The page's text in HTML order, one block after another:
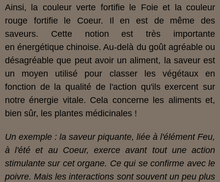
Ainsi, la couleur verte fortifie le Foie et la couleur
rouge fortifie le Coeur. Il en est de même des
saveurs. Cette notion est très importante
en énergétique chinoise. Au-delà du goût agréable ou
désagréable que peut avoir un aliment, la saveur est
un moyen utilisé pour classer les végétaux en
fonction de la qualité de l'action qu'ils exercent sur
notre énergie vitale. Cela concerne les aliments et,
bien sûr, les plantes médicinales !
Un exemple : la saveur piquante, liée à l'élément Feu,
à l'été et au Coeur, exerce avant tout une action
stimulante sur cet organe. Ce qui se confirme avec le
poivre. Mais les interactions sont souvent un peu plus